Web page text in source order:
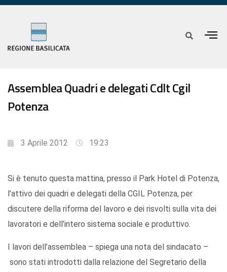
Assemblea Quadri e delegati Cdlt Cgil
Potenza
3 Aprile 2012 19:23
Si è tenuto questa mattina, presso il Park Hotel di Potenza,
l’attivo dei quadri e delegati della CGIL Potenza, per
discutere della riforma del lavoro e dei risvolti sulla vita dei
lavoratori e dell’intero sistema sociale e produttivo.
I lavori dell’assemblea – spiega una nota del sindacato –
sono stati introdotti dalla relazione del Segretario della